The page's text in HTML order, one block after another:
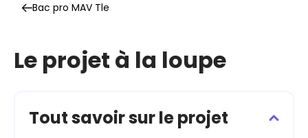
Bac pro MAV Tle
Le projet à la loupe
Tout savoir sur le projet